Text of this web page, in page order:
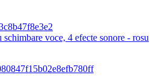
voce, 4 efecte sonore - rosu